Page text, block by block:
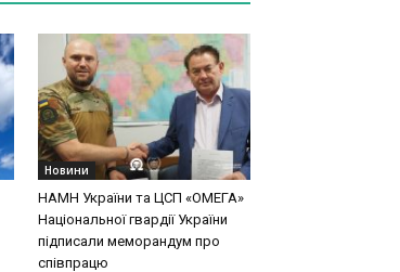
Новини
НАМН України та ЦСП «ОМЕГА»
Національної гвардії України
підписали меморандум про
співпрацю